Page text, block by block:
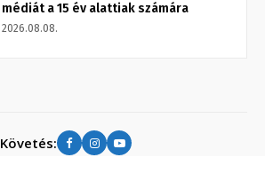
médiát a 15 év alattiak számára
2026.08.08.
Követés: